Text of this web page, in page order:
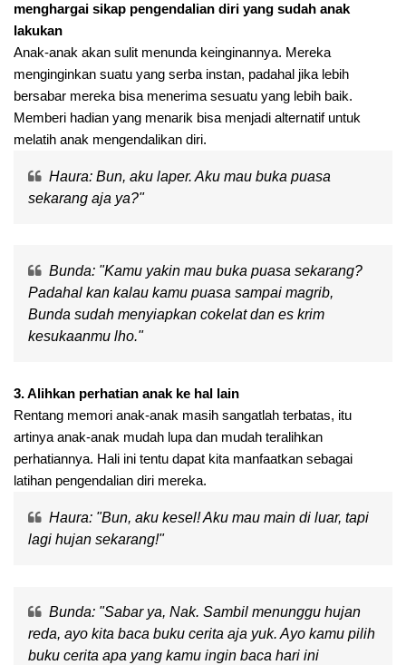
menghargai sikap pengendalian diri yang sudah anak
lakukan
Anak-anak akan sulit menunda keinginannya. Mereka
menginginkan suatu yang serba instan, padahal jika lebih
bersabar mereka bisa menerima sesuatu yang lebih baik.
Memberi hadian yang menarik bisa menjadi alternatif untuk
melatih anak mengendalikan diri.
Haura: Bun, aku laper. Aku mau buka puasa
sekarang aja ya?"
Bunda: "Kamu yakin mau buka puasa sekarang?
Padahal kan kalau kamu puasa sampai magrib,
Bunda sudah menyiapkan cokelat dan es krim
kesukaanmu lho."
3. Alihkan perhatian anak ke hal lain
Rentang memori anak-anak masih sangatlah terbatas, itu
artinya anak-anak mudah lupa dan mudah teralihkan
perhatiannya. Hali ini tentu dapat kita manfaatkan sebagai
latihan pengendalian diri mereka.
Haura: "Bun, aku kesel! Aku mau main di luar, tapi
lagi hujan sekarang!"
Bunda: "Sabar ya, Nak. Sambil menunggu hujan
reda, ayo kita baca buku cerita aja yuk. Ayo kamu pilih
buku cerita apa yang kamu ingin baca hari ini